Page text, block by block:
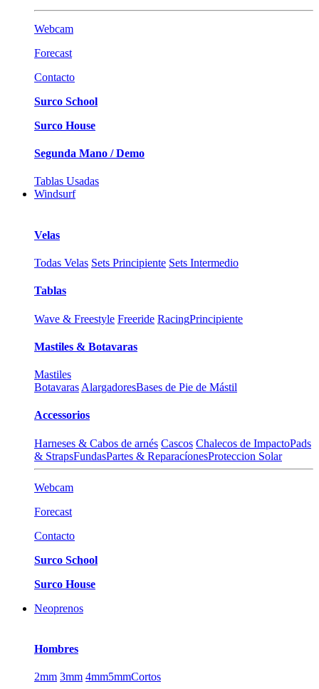
Webcam
Forecast
Contacto
Surco School
Surco House
Segunda Mano / Demo
Tablas Usadas
Windsurf
Velas
Todas Velas Sets Principiente Sets Intermedio
Tablas
Wave & Freestyle Freeride RacingPrincipiente
Mastiles & Botavaras
Mastiles
Botavaras AlargadoresBases de Pie de Mástil
Accessorios
Harneses & Cabos de arnés Cascos Chalecos de ImpactoPads
& StrapsFundasPartes & ReparacíonesProteccion Solar
Webcam
Forecast
Contacto
Surco School
Surco House
Neoprenos
Hombres
2mm 3mm 4mm5mmCortos